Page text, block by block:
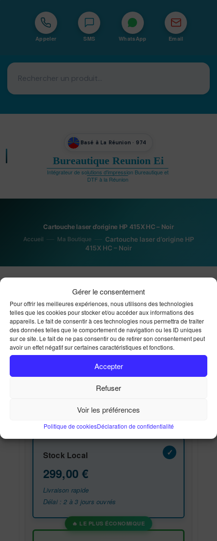
Gérer le consentement
Pour offrir les meilleures expériences, nous utilisons des technologies
telles que les cookies pour stocker et/ou accéder aux informations des
appareils. Le fait de consentir à ces technologies nous permettra de traiter
des données telles que le comportement de navigation ou les ID uniques
sur ce site. Le fait de ne pas consentir ou de retirer son consentement peut
avoir un effet négatif sur certaines caractéristiques et fonctions.
Accepter
Refuser
Voir les préférences
Politique de cookiesDéclaration de confidentialité
Appeler SMS WhatsApp Email
Basé à La Réunion · 974
Bureautique Reunion Ei
Intégrateur de solutions d'impression Bureautique et
DTF à la Réunion
Cartouche laser d’origine HP 415X HC – Noir
Accueil Ma Boutique
Cartouche laser d’origine HP
415X HC – Noir
Cartouche laser d’origine
HP 415X HC – Noir
209,00€
Stock Local
299,00€
Livraison rapide
Délai : 2 à 3 jours ouvrés